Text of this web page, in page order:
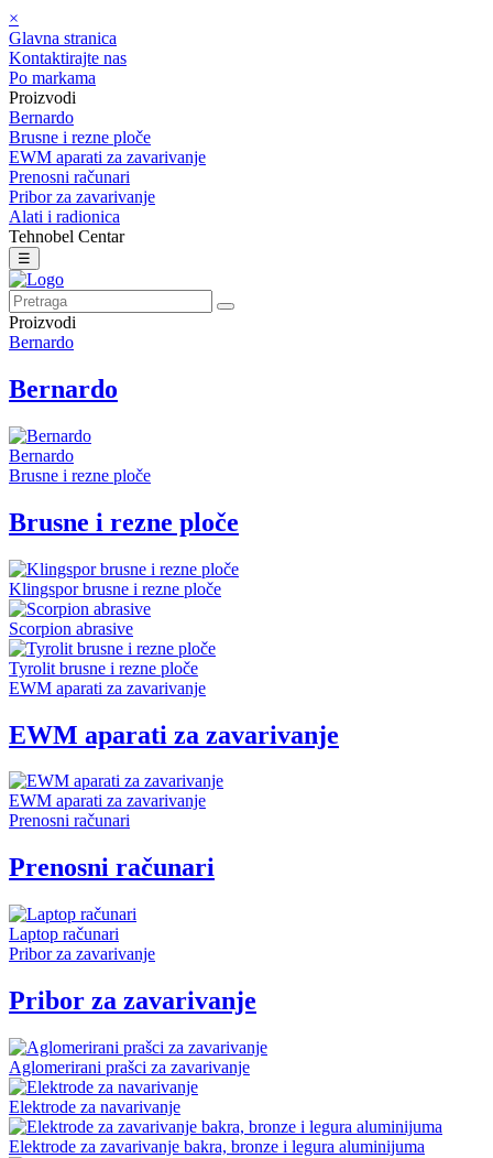
×
Glavna stranica
Kontaktirajte nas
Po markama
Proizvodi
Bernardo
Brusne i rezne ploče
EWM aparati za zavarivanje
Prenosni računari
Pribor za zavarivanje
Alati i radionica
Tehnobel Centar
☰
Proizvodi
Bernardo
Bernardo
Bernardo
Brusne i rezne ploče
Brusne i rezne ploče
Klingspor brusne i rezne ploče
Scorpion abrasive
Tyrolit brusne i rezne ploče
EWM aparati za zavarivanje
EWM aparati za zavarivanje
EWM aparati za zavarivanje
Prenosni računari
Prenosni računari
Laptop računari
Pribor za zavarivanje
Pribor za zavarivanje
Aglomerirani prašci za zavarivanje
Elektrode za navarivanje
Elektrode za zavarivanje bakra, bronze i legura aluminijuma